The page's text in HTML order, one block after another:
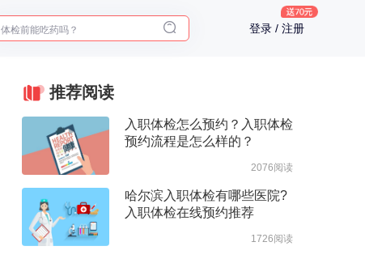
十大理由告诉你为什么要买保险 登录 / 注册
推荐阅读
入职体检怎么预约？入职体检
预约流程是怎么样的？
2076阅读
哈尔滨入职体检有哪些医院?
入职体检在线预约推荐
1726阅读